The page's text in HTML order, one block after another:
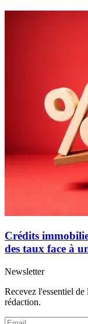
Crédits
des taux face à
Newsletter
Recevez l'essentiel
rédaction.